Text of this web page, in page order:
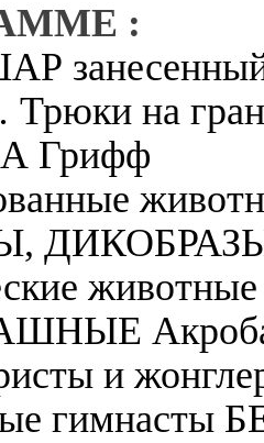
:
занесенный
Трюки на
Грифф
и